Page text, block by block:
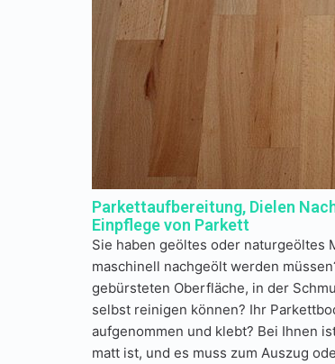
Parkettaufbereitung, Dielen
Einpflege von Parkett
Sie haben geöltes oder naturgeöltes
maschinell nachgeölt werden
gebürsteten Oberfläche, in der
selbst reinigen können? Ihr
aufgenommen und klebt? Bei Ihnen
matt ist, und es muss zum Auszug